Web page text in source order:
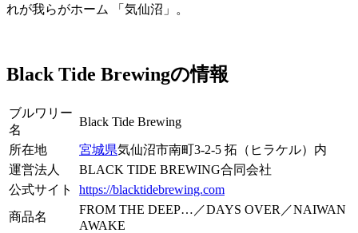
れが我らがホーム 「気仙沼」。
Black Tide Brewingの情報
ブルワリー
名
Black Tide Brewing
所在地 宮城県気仙沼市南町3-2-5 拓（ヒラケル）内
運営法人
BLACK TIDE BREWING合同会社
公式サイト
https://blacktidebrewing.com
商品名
FROM THE DEEP…／DAYS OVER／NAIWAN
AWAKE